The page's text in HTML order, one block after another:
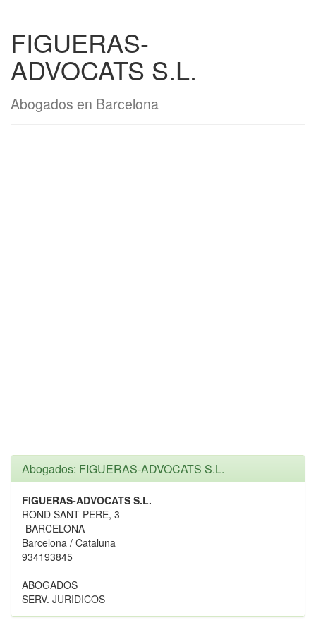
FIGUERAS-
ADVOCATS S.L.
Abogados en Barcelona
Abogados: FIGUERAS-ADVOCATS S.L.
FIGUERAS-ADVOCATS S.L.
ROND SANT PERE, 3
-BARCELONA
Barcelona / Cataluna
934193845
ABOGADOS
SERV. JURIDICOS